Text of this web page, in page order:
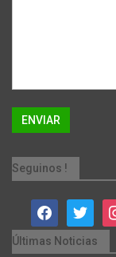
Seguinos !
facebooktwitter
Últimas Noticias